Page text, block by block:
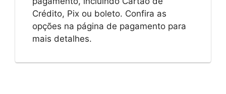
Crédito, Pix ou boleto. Confira as
opções na página de pagamento para
mais detalhes.